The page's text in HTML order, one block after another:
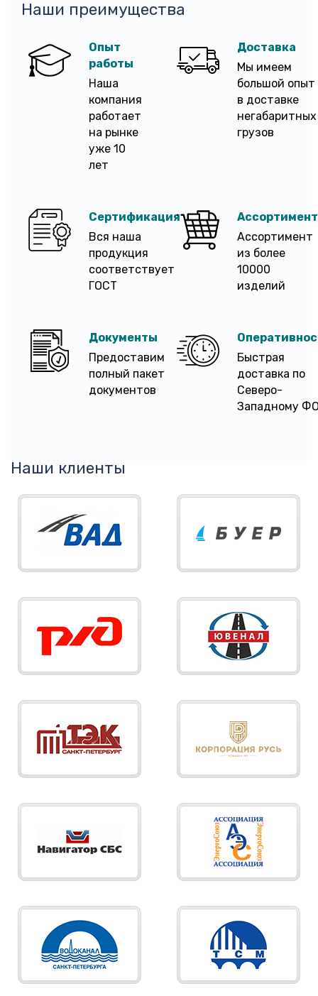
Наши преимущества
Опыт
работы
Наша
компания
работает
на рынке
уже 10
лет
Доставка
Мы имеем
большой опыт
в доставке
негабаритных
грузов
Сертификация
Вся наша
продукция
соответствует
ГОСТ
Ассортимент
Ассортимент
из более
10000
изделий
Документы
Предоставим
полный пакет
документов
Быстрая
доставка по
Северо-
Западному
Наши клиенты